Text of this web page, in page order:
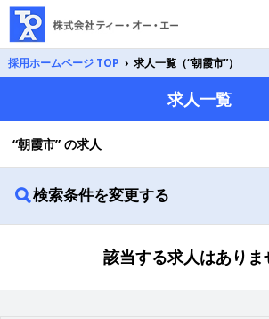
採用ホームページ TOP › 求人一覧（“朝霞市”）
求人一覧
“朝霞市” の求人
検索条件を変更する
該当する求人はありま